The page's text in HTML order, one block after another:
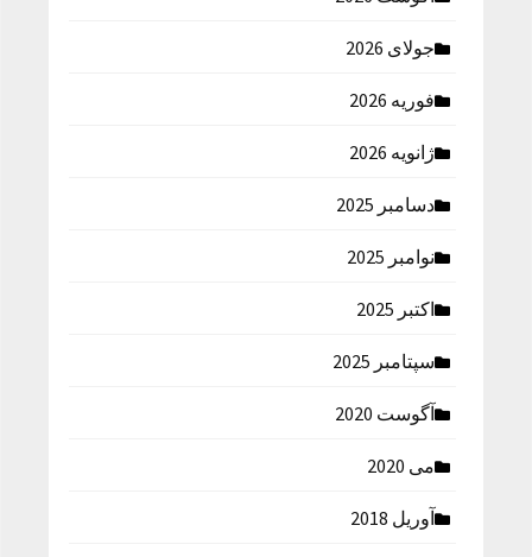
جولای 2026
فوریه 2026
ژانویه 2026
دسامبر 2025
نوامبر 2025
اکتبر 2025
سپتامبر 2025
آگوست 2020
می 2020
آوریل 2018